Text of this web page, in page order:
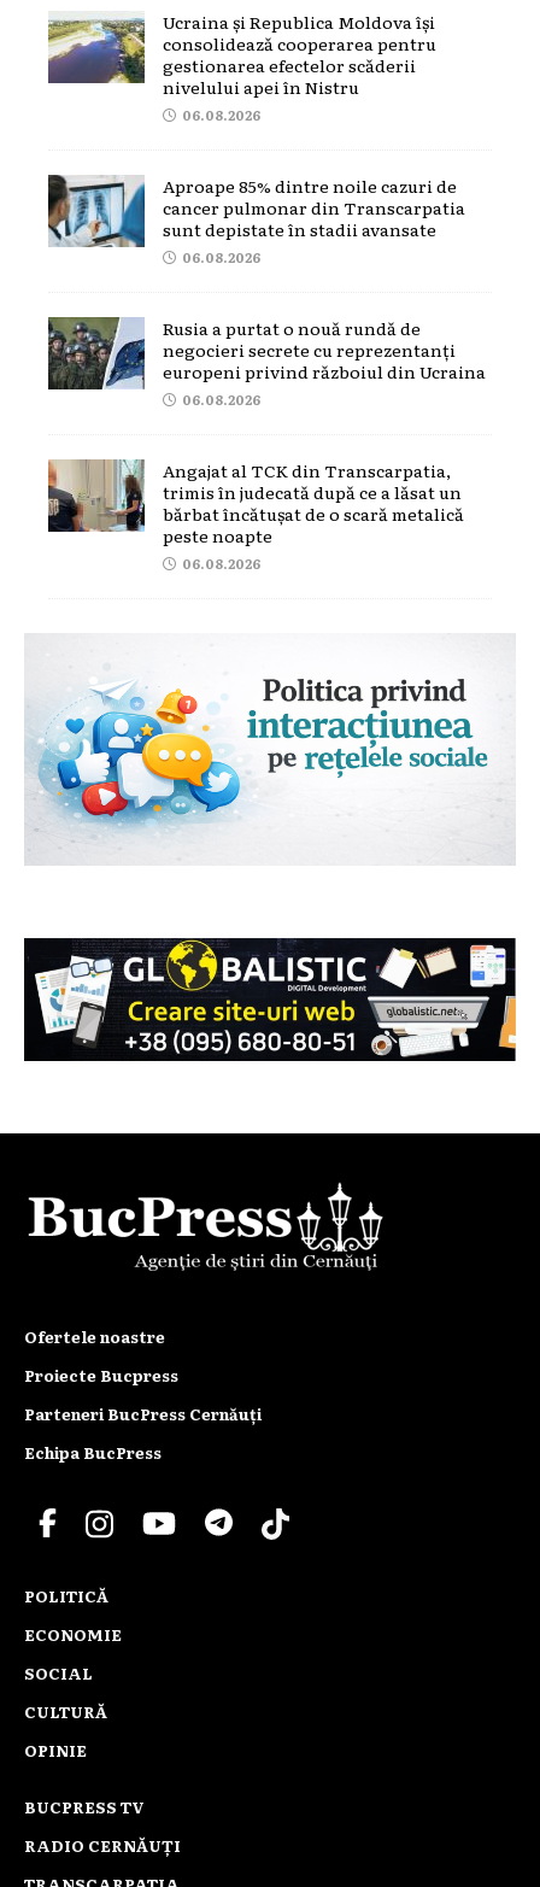
Ucraina și Republica Moldova își
consolidează cooperarea pentru
gestionarea efectelor scăderii
nivelului apei în Nistru
06.08.2026
Aproape 85% dintre noile cazuri de
cancer pulmonar din Transcarpatia
sunt depistate în stadii avansate
06.08.2026
Rusia a purtat o nouă rundă de
negocieri secrete cu reprezentanți
europeni privind războiul din Ucraina
06.08.2026
Angajat al TCK din Transcarpatia,
trimis în judecată după ce a lăsat un
bărbat încătușat de o scară metalică
peste noapte
06.08.2026
Ofertele noastre
Proiecte Bucpress
Parteneri BucPress Cernăuți
Echipa BucPress
POLITICĂ
ECONOMIE
SOCIAL
CULTURĂ
OPINIE
BUCPRESS TV
RADIO CERNĂUȚI